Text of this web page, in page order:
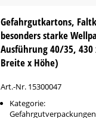
Gefahrgutkartons,
besonders starke
Ausführung 40/35, 430
Breite x Höhe)
Art.-Nr. 15300047
Kategorie:
Gefahrgutverpackungen